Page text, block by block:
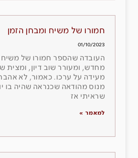
חמורו של משיח ומבחן הזמן
01/10/2023
העובדה שהספר חמורו של משיח
מחדש, ומעורר שוב דיון, ומצית
מעידה על ערכו. כאמור, לא
מנוס מהודאה שכנראה שהיה בו
שראיתי אז
למאמר »